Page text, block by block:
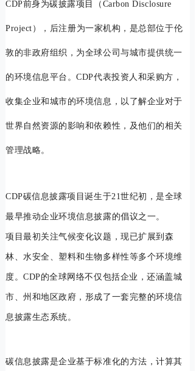
CDP前身为碳披露项目（Carbon Disclosure
Project），后注册为一家机构，是总部位于伦
敦的非政府组织，为全球公司与城市提供统一
的环境信息平台。CDP代表投资人和采购方，
收集企业和城市的环境信息，以了解企业对于
世界自然资源的影响和依赖性，及他们的相关
管理战略。
CDP碳信息披露项目诞生于21世纪初，是全球
最早推动企业环境信息披露的倡议之一。
项目最初关注气候变化议题，现已扩展到森
林、水安全、塑料和生物多样性等多个环境维
度。CDP的全球网络不仅包括企业，还涵盖城
市、州和地区政府，形成了一套完整的环境信
息披露生态系统。
碳信息披露是企业基于标准化的方法，计算其